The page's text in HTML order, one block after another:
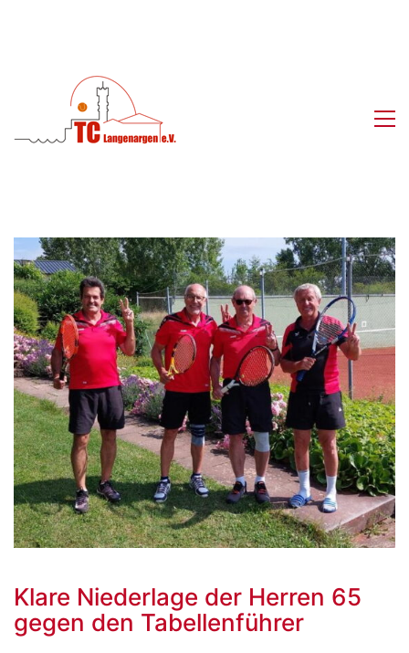
Klare Niederlage der Herren 65
gegen den Tabellenführer